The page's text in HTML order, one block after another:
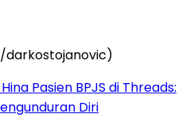
Pasien BPJS di Threads:
Diri